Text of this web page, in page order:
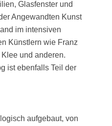
Glasfenster und
Angewandten Kunst
im intensiven
Künstlern wie Franz
und anderen.
ist ebenfalls Teil der
aufgebaut, von